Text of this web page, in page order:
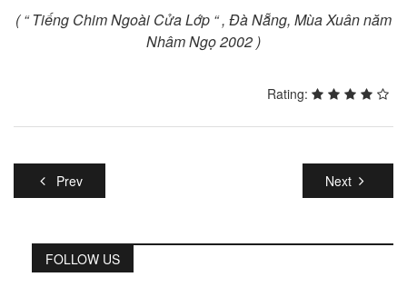
( “ Tiếng Chim Ngoài Cửa Lớp “, Đà Nẵng, Mùa Xuân năm
Nhâm Ngọ2002 )
Rating:
Prev Next
FOLLOW US